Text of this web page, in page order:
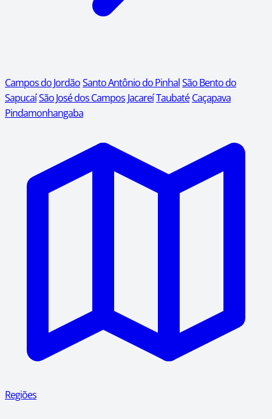
Campos do JordãoSanto Antônio do PinhalSão Bento do
SapucaíSão José dos Campos JacareíTaubaté Caçapava
Pindamonhangaba
Regiões